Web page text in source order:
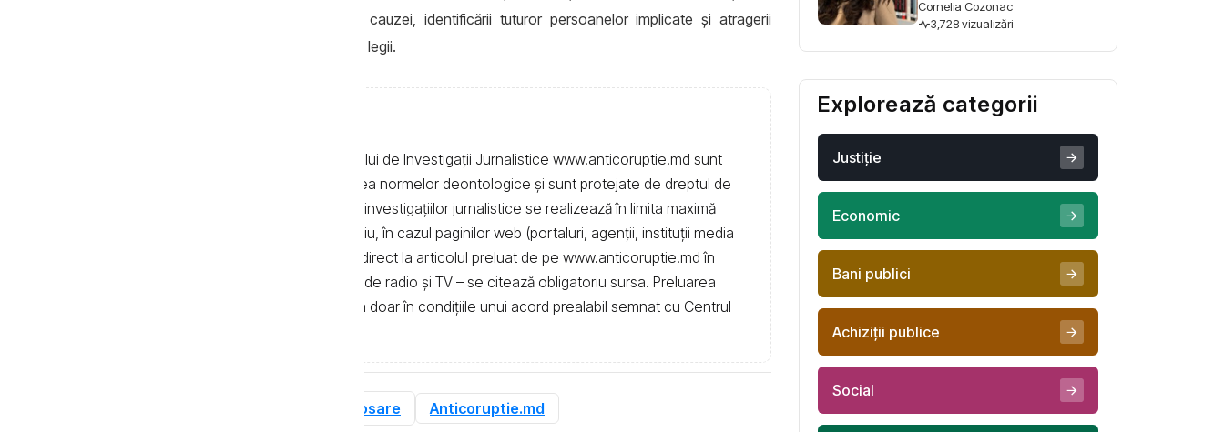
scopul stabilirii tuturor circumstanțelor cauzei, identificării tuturor persoanelor implicate și atragerii
acestora la răspundere penală, conform legii.
Textele de pe pagina web a Centrului de Investigații Jurnalistice www.anticoruptie.md sunt
realizate de jurnaliști, cu respectarea normelor deontologice și sunt protejate de dreptul de
autor. Preluarea textelor știrilor și a investigațiilor jurnalistice se realizează în limita maximă
de 500 de semne. În mod obligatoriu, în cazul paginilor web (portaluri, agenții, instituţii media
sau bloguri) trebuie indicat şi linkul direct la articolul preluat de pe www.anticoruptie.md în
primul alineat, iar în cazul posturilor de radio și TV – se citează obligatoriu sursa. Preluarea
integrală a textelor se poate realiza doar în condiţiile unui acord prealabil semnat cu Centrul
Dosare
Anticoruptie.md
victoria Ucrainei,
Georgia nu se poate
Cornelia Cozonac
3,728 vizualizări
Explorează categorii
Justiţie
Economic
Bani publici
Achiziţii publice
Social